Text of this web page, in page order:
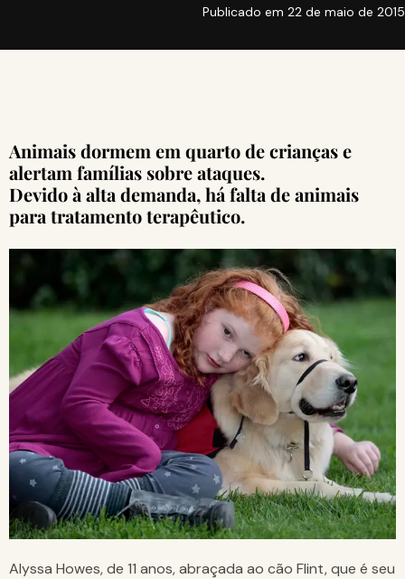
Publicado em 22 de maio de 2015
Animais dormem em quarto de crianças e
alertam famílias sobre ataques.
Devido à alta demanda, há falta de animais
para tratamento terapêutico.
Alyssa Howes, de 11 anos, abraçada ao cão Flint, que é seu